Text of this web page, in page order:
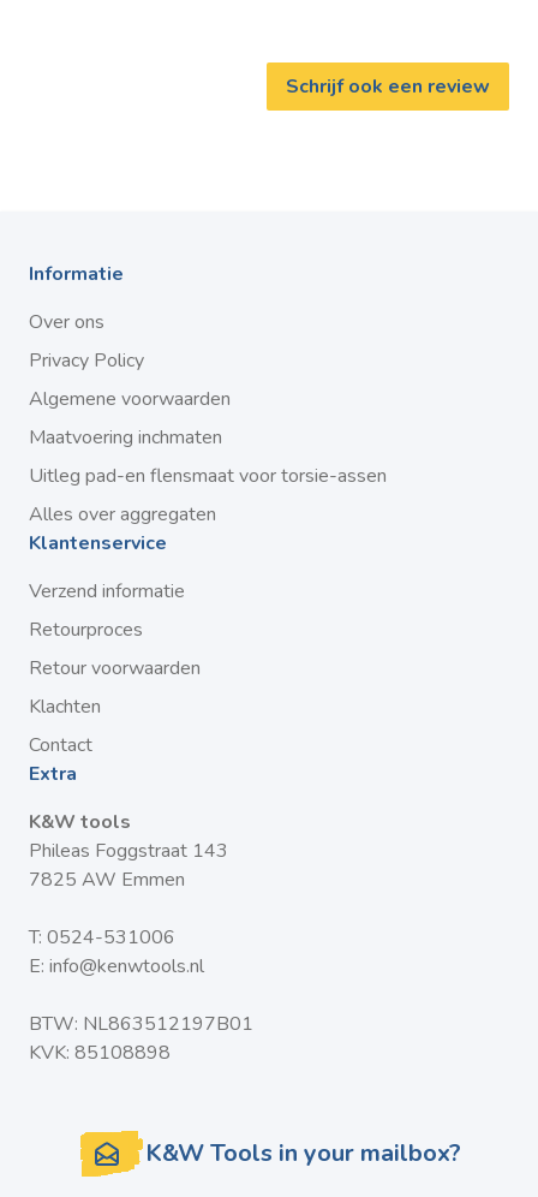
Schrijf ook een review
Informatie
Over ons
Privacy Policy
Algemene voorwaarden
Maatvoering inchmaten
Uitleg pad-en flensmaat voor torsie-assen
Alles over aggregaten
Klantenservice
Verzend informatie
Retourproces
Retour voorwaarden
Klachten
Contact
Extra
K&W tools
Phileas Foggstraat 143
7825 AW Emmen
T: 0524-531006
E: info@kenwtools.nl
BTW: NL863512197B01
KVK: 85108898
K&W Tools in your mailbox?